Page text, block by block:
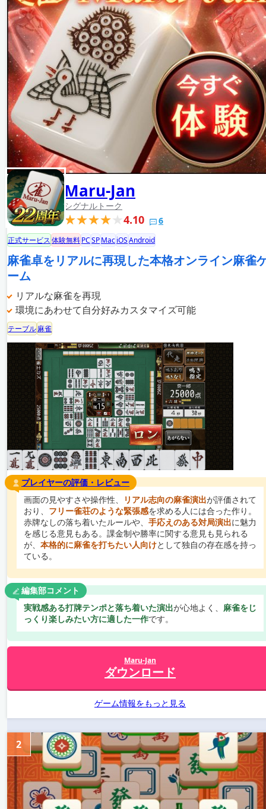
Maru-Jan
シグナルトーク
4.10 6
正式サービス体験無料PCSPMaciOSAndroid
麻雀卓をリアルに再現した本格オンライン麻雀
ーム
リアルな麻雀を再現
環境にあわせて自分好みカスタマイズ可能
テーブル麻雀
プレイヤーの評価・レビュー
画面の見やすさや操作性、
リアル志向の麻雀演出が評価されて
おり、 フリー雀荘のような緊張感を求める人には合った作り。
赤牌なしの落ち着いたルールや、 手応えのある対局演出に魅力
を感じる意見もある。課金制や勝率に関する意見も見られる
が、 本格的に麻雀を打ちたい人向けとして独自の存在感を持っ
ている。
編集部コメント
実戦感ある打牌テンポと落ち着いた演出が心地よく、 麻雀をじ
っくり楽しみたい方に適した一作です。
Maru-Jan
ダウンロード
ゲーム情報をもっと見る
2